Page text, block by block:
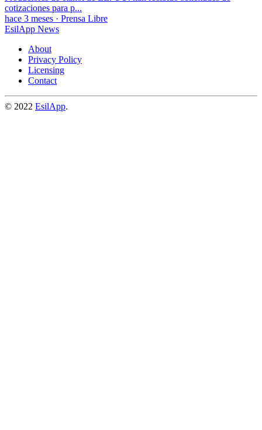
cotizaciones para p...
hace 3 meses · Prensa Libre
EsilApp News
About
Privacy Policy
Licensing
Contact
© 2022 EsilApp.